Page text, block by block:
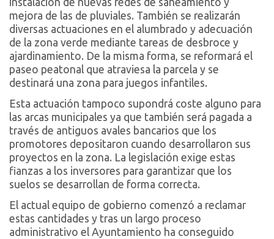
mejora de las de pluviales. También se realizarán
diversas actuaciones en el alumbrado y adecuación
de la zona verde mediante tareas de desbroce y
ajardinamiento. De la misma forma, se reformará el
paseo peatonal que atraviesa la parcela y se
destinará una zona para juegos infantiles.
Esta actuación tampoco supondrá coste alguno para
las arcas municipales ya que también será pagada a
través de antiguos avales bancarios que los
promotores depositaron cuando desarrollaron sus
proyectos en la zona. La legislación exige estas
fianzas a los inversores para garantizar que los
suelos se desarrollan de forma correcta.
El actual equipo de gobierno comenzó a reclamar
estas cantidades y tras un largo proceso
administrativo el Ayuntamiento ha conseguido